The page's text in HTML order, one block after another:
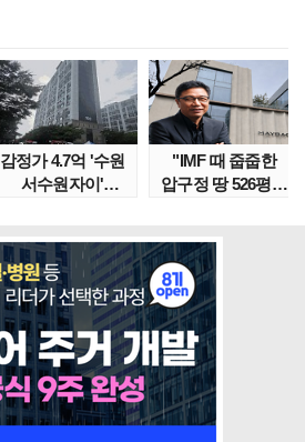
감정가 4.7억 '수원
서수원자이'
"IMF 때 줍줍한
압구정 땅 526평의